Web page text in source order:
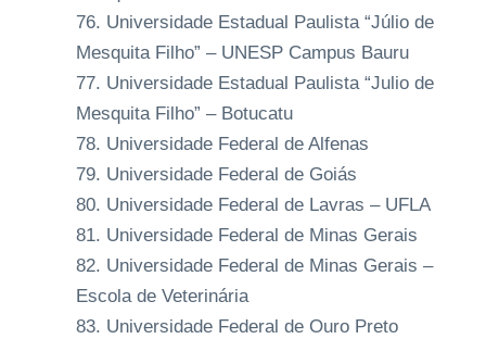
Universidade Estadual Paulista “Júlio de
Mesquita Filho” – UNESP Campus Bauru
Universidade Estadual Paulista “Julio de
Mesquita Filho” – Botucatu
Universidade Federal de Alfenas
Universidade Federal de Goiás
Universidade Federal de Lavras – UFLA
Universidade Federal de Minas Gerais
Universidade Federal de Minas Gerais –
Escola de Veterinária
Universidade Federal de Ouro Preto